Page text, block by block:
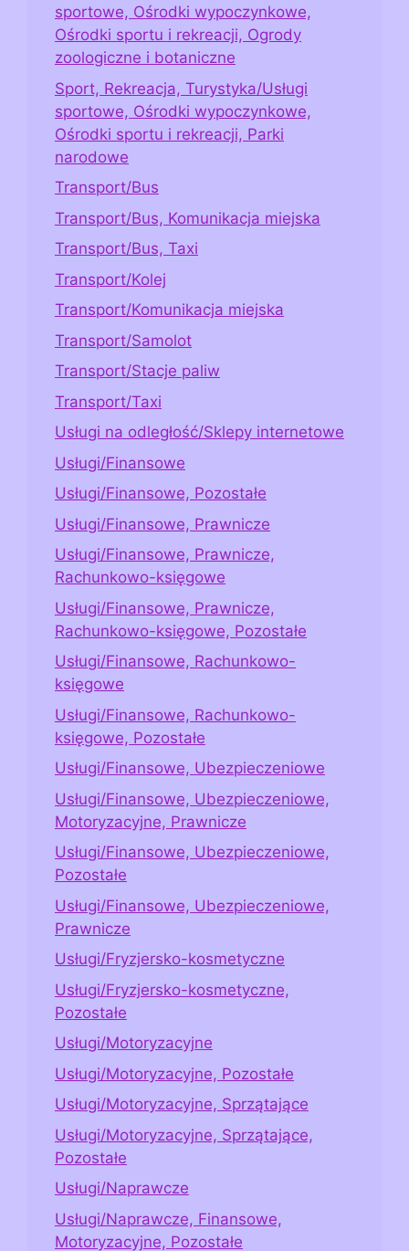
sportowe, Ośrodki wypoczynkowe,
Ośrodki sportu i rekreacji, Ogrody
zoologiczne i botaniczne
Sport, Rekreacja, Turystyka/Usługi
sportowe, Ośrodki wypoczynkowe,
Ośrodki sportu i rekreacji, Parki
narodowe
Transport/Bus
Transport/Bus, Komunikacja miejska
Transport/Bus, Taxi
Transport/Kolej
Transport/Komunikacja miejska
Transport/Samolot
Transport/Stacje paliw
Transport/Taxi
Usługi na odległość/Sklepy internetowe
Usługi/Finansowe
Usługi/Finansowe, Pozostałe
Usługi/Finansowe, Prawnicze
Usługi/Finansowe, Prawnicze,
Rachunkowo-księgowe
Usługi/Finansowe, Prawnicze,
Rachunkowo-księgowe, Pozostałe
Usługi/Finansowe, Rachunkowo-
księgowe
Usługi/Finansowe, Rachunkowo-
księgowe, Pozostałe
Usługi/Finansowe, Ubezpieczeniowe
Usługi/Finansowe, Ubezpieczeniowe,
Motoryzacyjne, Prawnicze
Usługi/Finansowe, Ubezpieczeniowe,
Pozostałe
Usługi/Finansowe, Ubezpieczeniowe,
Prawnicze
Usługi/Fryzjersko-kosmetyczne
Usługi/Fryzjersko-kosmetyczne,
Pozostałe
Usługi/Motoryzacyjne
Usługi/Motoryzacyjne, Pozostałe
Usługi/Motoryzacyjne, Sprzątające
Usługi/Motoryzacyjne, Sprzątające,
Pozostałe
Usługi/Naprawcze
Usługi/Naprawcze, Finansowe,
Motoryzacyjne, Pozostałe